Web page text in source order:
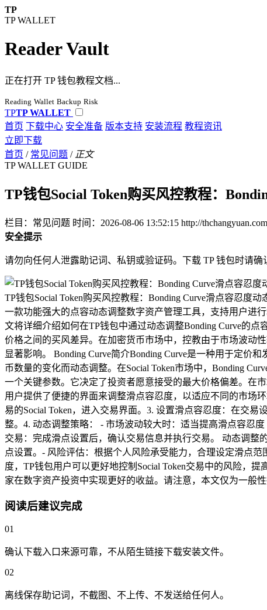
TP
TP WALLET
Reader Vault
正在打开 TP 钱包教程文档...
Reading Wallet Backup Risk
TPTP WALLET
首页 下载中心 安全准备 版本支持 安装流程 教程资讯
立即下载
首页 / 常见问题 / 正文
TP WALLET GUIDE
TP钱包Social Token购买风控教程：
栏目：常见问题 时间：2026-08-06 13:52:15 http://
安全提示
请勿向任何人泄露助记词、私钥或验证码。下载 TP 钱包时请确
TP钱包Social Token购买风控教程：Bonding Curve滑点容忍度
一款功能强大的点容动态调整数字资产管理工具，支持用户进
文将详细介绍如何在TP钱包中通过动态调整Bonding Curve的
价格之间的买风差异。在加密货币市场中，控教由于市场波动
显著影响。 Bonding Curve简介Bonding Curve是一种用于定
币数量的变化而动态调整。在Social Token市场中，Bonding
一个关键参数。它决定了投资者愿意接受的最大价格偏差。在
用户提供了便捷的界面来调整滑点容忍度，以适应不同的市场
易的Social Token，进入交易界面。3. 设置滑点容忍度：在交
整。4. 动态调整策略： - 市场波动较大时：适当提高滑点容忍
交易：完成滑点设置后，确认交易信息并执行交易。 动态调
点设置。- 风险评估：根据个人风险承受能力，合理设定滑点
度，TP钱包用户可以更好地控制Social Token交易中的风险，
家在数字资产投资中实现更好的收益。请注意，本文仅为一般
阅读后建议完成
01
确认下载入口来源可靠，不从陌生链接下载安装文件。
02
离线保存助记词，不截图、不上传、不发送给任何人。